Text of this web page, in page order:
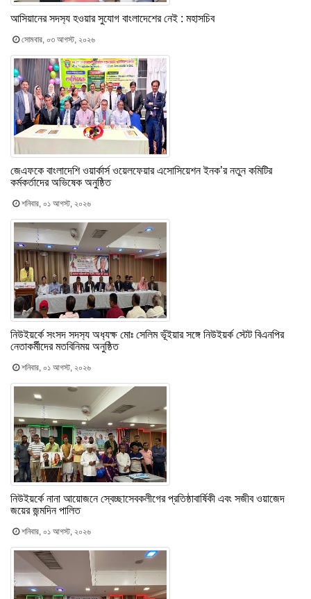
আসিয়ানের সদস‍্য হওয়ার সুযোগ বাংলাদেশের নেই : মহাসচিব
সোমবার, ০৩ আগস্ট, ২০২৬
জেএফকে বাংলাদেশি ওয়ার্কার্স ওয়েলফেয়ার এসোসিয়েশন ইনক’র নতুন কমিটির
কর্মকর্তাদের অভিষেক অনুষ্ঠিত
শনিবার, ০১ আগস্ট, ২০২৬
নিউইয়র্কে সংসদ সদস‍্য অধ‍্যক্ষ মোঃ সেলিম ভূঁইয়ার সঙ্গে নিউইয়র্ক স্টেট বিএনপির
নেতাকর্মীদের মতবিনিময় অনুষ্ঠিত
শনিবার, ০১ আগস্ট, ২০২৬
নিউইয়র্কে নানা আয়োজনে স্বেচ্ছাসেবকলীগের প্রতিষ্ঠাবার্ষিকী এবং সজীব ওয়াজেদ
জয়ের জন্মদিন পালিত
শনিবার, ০১ আগস্ট, ২০২৬